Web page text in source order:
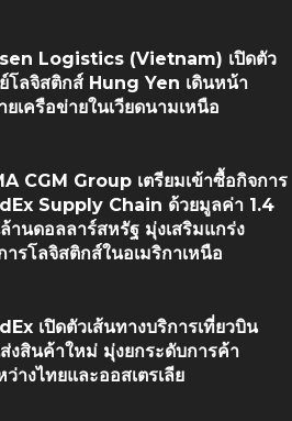
Logistics (Vietnam) เปิดตัว
โลจิสติกส์ Hung Yen เดินหน้า
ยเครือข่ายในเวียดนามเหนือ
CGM Group เตรียมเข้าซื้อกิจการ
Supply Chain ด้วยมูลค่า 1.4
านดอลลาร์สหรัฐ มุ่งเสริมแกร่ง
ารโลจิสติกส์ในอเมริกาเหนือ
เปิดตัวเส้นทางบริการเที่ยวบิน
งสินค้าใหม่ มุ่งยกระดับการค้า
ว่างไทยและออสเตรเลีย